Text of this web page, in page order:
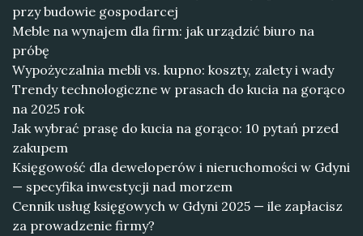
przy budowie gospodarcej
Meble na wynajem dla firm: jak urządzić biuro na
próbę
Wypożyczalnia mebli vs. kupno: koszty, zalety i wady
Trendy technologiczne w prasach do kucia na gorąco
na 2025 rok
Jak wybrać prasę do kucia na gorąco: 10 pytań przed
zakupem
Księgowość dla deweloperów i nieruchomości w Gdyni
— specyfika inwestycji nad morzem
Cennik usług księgowych w Gdyni 2025 — ile zapłacisz
za prowadzenie firmy?